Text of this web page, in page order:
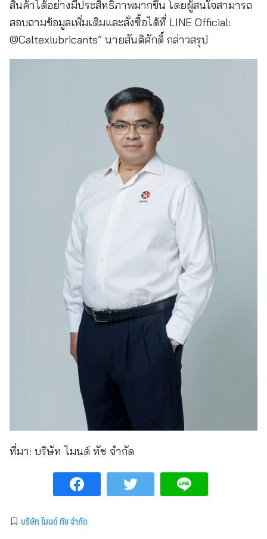
สินค้าได้อย่างมีประสิทธิภาพมากขึ้น โดยผู้สนใจสามารถ
สอบถามข้อมูลเพิ่มเติมและสั่งซื้อได้ที่ LINE Official:
@Caltexlubricants” นายสันติศักดิ์ กล่าวสรุป
ที่มา: บริษัท ไมนด์ ทัช จำกัด
บริษัท ไมนด์ ทัช จำกัด